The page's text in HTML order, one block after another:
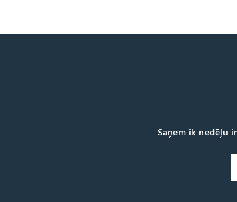
Saņem ik nedēļu